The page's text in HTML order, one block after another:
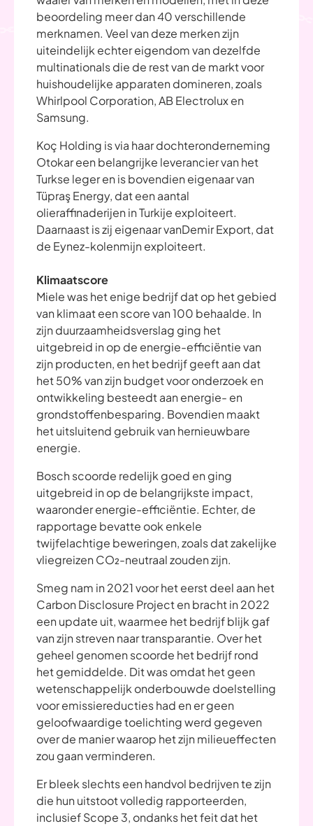
beoordeling meer dan 40 verschillende
merknamen. Veel van deze merken zijn
uiteindelijk echter eigendom van dezelfde
multinationals die de rest van de markt voor
huishoudelijke apparaten domineren, zoals
Whirlpool Corporation, AB Electrolux en
Samsung.
Koç Holding is via haar dochteronderneming
Otokar een belangrijke leverancier van het
Turkse leger en is bovendien eigenaar van
Tüpraş Energy, dat een aantal
olieraffinaderijen in Turkije exploiteert.
Daarnaast is zij eigenaar vanDemir Export, dat
de Eynez-kolenmijn exploiteert.
Klimaatscore
Miele was het enige bedrijf dat op het gebied
van klimaat een score van 100 behaalde. In
zijn duurzaamheidsverslag ging het
uitgebreid in op de energie-efficiëntie van
zijn producten, en het bedrijf geeft aan dat
het 50% van zijn budget voor onderzoek en
ontwikkeling besteedt aan energie- en
grondstoffenbesparing. Bovendien maakt
het uitsluitend gebruik van hernieuwbare
energie.
Bosch scoorde redelijk goed en ging
uitgebreid in op de belangrijkste impact,
waaronder energie-efficiëntie. Echter, de
rapportage bevatte ook enkele
twijfelachtige beweringen, zoals dat zakelijke
vliegreizen CO₂-neutraal zouden zijn.
Smeg nam in 2021 voor het eerst deel aan het
Carbon Disclosure Project en bracht in 2022
een update uit, waarmee het bedrijf blijk gaf
van zijn streven naar transparantie. Over het
geheel genomen scoorde het bedrijf rond
het gemiddelde. Dit was omdat het geen
wetenschappelijk onderbouwde doelstelling
voor emissiereducties had en er geen
geloofwaardige toelichting werd gegeven
over de manier waarop het zijn milieueffecten
zou gaan verminderen.
Er bleek slechts een handvol bedrijven te zijn
die hun uitstoot volledig rapporteerden,
inclusief Scope 3, ondanks het feit dat het